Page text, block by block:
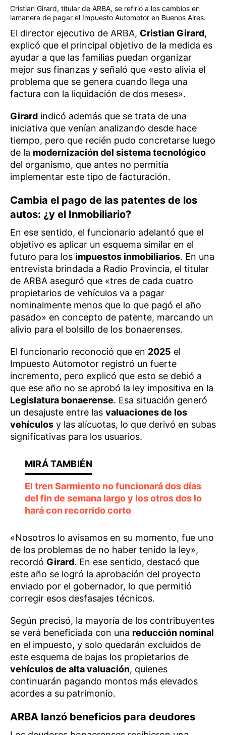
Cristian Girard, titular de ARBA, se refirió a los cambios en
lamanera de pagar el Impuesto Automotor en Buenos Aires.
El director ejecutivo de ARBA, Cristian Girard,
explicó que el principal objetivo de la medida es
ayudar a que las familias puedan organizar
mejor sus finanzas y señaló que «esto alivia el
problema que se genera cuando llega una
factura con la liquidación de dos meses».
Girard indicó además que se trata de una
iniciativa que venían analizando desde hace
tiempo, pero que recién pudo concretarse luego
de la modernización del sistema tecnológico
del organismo, que antes no permitía
implementar este tipo de facturación.
Cambia el pago de las patentes de los
autos: ¿y el Inmobiliario?
En ese sentido, el funcionario adelantó que el
objetivo es aplicar un esquema similar en el
futuro para los impuestos inmobiliarios. En una
entrevista brindada a Radio Provincia, el titular
de ARBA aseguró que «tres de cada cuatro
propietarios de vehículos va a pagar
nominalmente menos que lo que pagó el año
pasado» en concepto de patente, marcando un
alivio para el bolsillo de los bonaerenses.
El funcionario reconoció que en 2025 el
Impuesto Automotor registró un fuerte
incremento, pero explicó que esto se debió a
que ese año no se aprobó la ley impositiva en la
Legislatura bonaerense. Esa situación generó
un desajuste entre las valuaciones de los
vehículos y las alícuotas, lo que derivó en subas
significativas para los usuarios.
El tren Sarmiento no funcionará dos días
del fin de semana largo y los otros dos lo
hará con recorrido corto
«Nosotros lo avisamos en su momento, fue uno
de los problemas de no haber tenido la ley»,
recordó Girard. En ese sentido, destacó que
este año se logró la aprobación del proyecto
enviado por el gobernador, lo que permitió
corregir esos desfasajes técnicos.
Según precisó, la mayoría de los contribuyentes
se verá beneficiada con una reducción nominal
en el impuesto, y solo quedarán excluidos de
este esquema de bajas los propietarios de
vehículos de alta valuación, quienes
continuarán pagando montos más elevados
acordes a su patrimonio.
ARBA lanzó beneficios para deudores